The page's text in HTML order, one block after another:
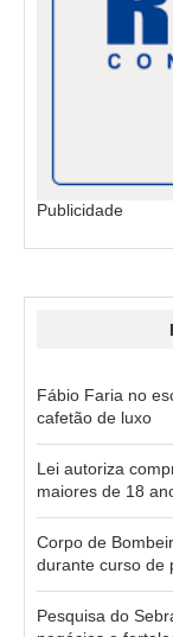
Publicidade
Fábio Faria no
cafetão de luxo
Lei autoriza
maiores de 18
Corpo de
durante curso de
Pesquisa do